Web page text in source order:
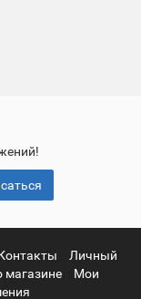
Личный
Мои